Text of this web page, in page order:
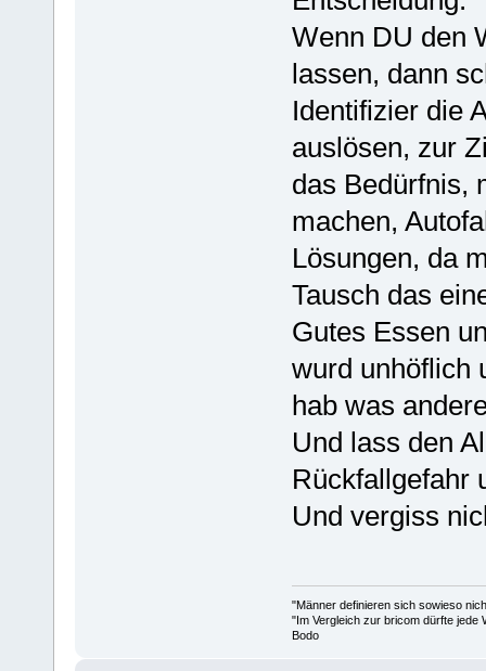
Wenn DU den
lassen, dann
Identifizier die
auslösen, zur
das Bedürfnis,
machen,
Lösungen, da
Tausch das
Gutes Essen
wurd unhöflich
hab was
Und lass den
Rückfallgefahr
Und vergiss
"Männer definieren sich sowieso
"Im Vergleich zur bricom dürfte jede
Bodo